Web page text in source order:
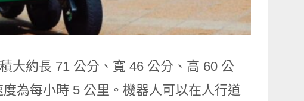
大約長 71 公分、寬 46 公分、高 60 公
為每小時 5 公里。機器人可以在人行道